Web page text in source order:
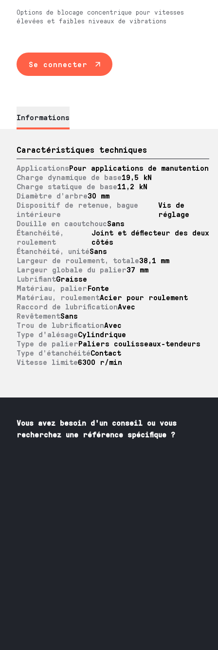
Options de blocage concentrique pour vitesses
élevées et faibles niveaux de vibrations
Se connecter
Informations
Caractéristiques techniques
ApplicationsPour applications de manutention
Charge dynamique de base19,5 kN
Charge statique de base11,2 kN
Diamètre d’arbre30 mm
Dispositif de retenue, bague
intérieure
Vis de
réglage
Douille en caoutchoucSans
Étanchéité,
roulement
Joint et déflecteur des deux
côtés
Étanchéité, unitéSans
Largeur de roulement, totale38,1 mm
Largeur globale du palier37 mm
LubrifiantGraisse
Matériau, palierFonte
Matériau, roulementAcier pour roulement
Raccord de lubrificationAvec
RevêtementSans
Trou de lubrificationAvec
Type d'alésageCylindrique
Type de palierPaliers coulisseaux-tendeurs
Type d’étanchéitéContact
Vitesse limite6300 r/min
Vous avez besoin d'un conseil ou vous
recherchez une référence spécifique ?